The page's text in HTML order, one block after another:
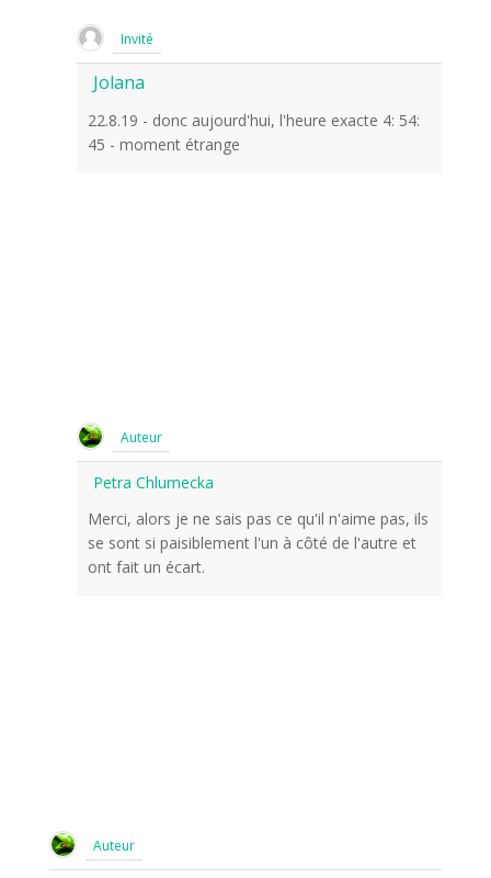
Invité
Jolana
22.8.19 - donc aujourd'hui, l'heure exacte 4: 54:
45 - moment étrange
Auteur
Petra Chlumecka
Merci, alors je ne sais pas ce qu'il n'aime pas, ils
se sont si paisiblement l'un à côté de l'autre et
ont fait un écart.
Auteur